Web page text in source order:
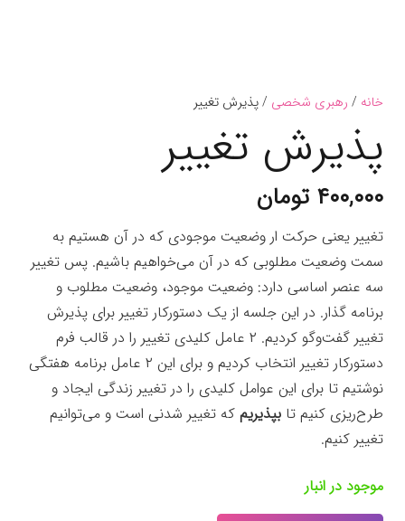
خانه / رهبری شخصی / پذیرش تغییر
پذیرش تغییر
۴۰۰,۰۰۰ تومان
تغییر یعنی حرکت ار وضعیت موجودی که در آن هستیم به
سمت وضعیت مطلوبی که در آن می‌خواهیم باشیم. پس تغییر
سه عنصر اساسی دارد: وضعیت موجود، وضعیت مطلوب و
برنامه گذار. در این جلسه از یک دستورکار تغییر برای پذیرش
تغییر گفت‌وگو کردیم. ۲ عامل کلیدی تغییر را در قالب فرم
دستورکار تغییر انتخاب کردیم و برای این ۲ عامل برنامه هفتگی
نوشتیم تا برای این عوامل کلیدی را در تغییر زندگی ایجاد و
طرح‌ریزی کنیم تا بپذیریم که تغییر شدنی است و می‌توانیم
تغییر کنیم.
موجود در انبار